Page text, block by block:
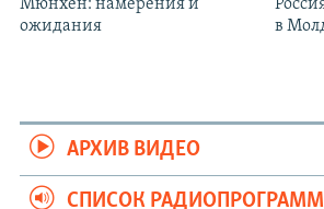
Мюнхен: намерения и
ожидания
в
АРХИВ ВИДЕО
СПИСОК РАДИОПРОГРАММ